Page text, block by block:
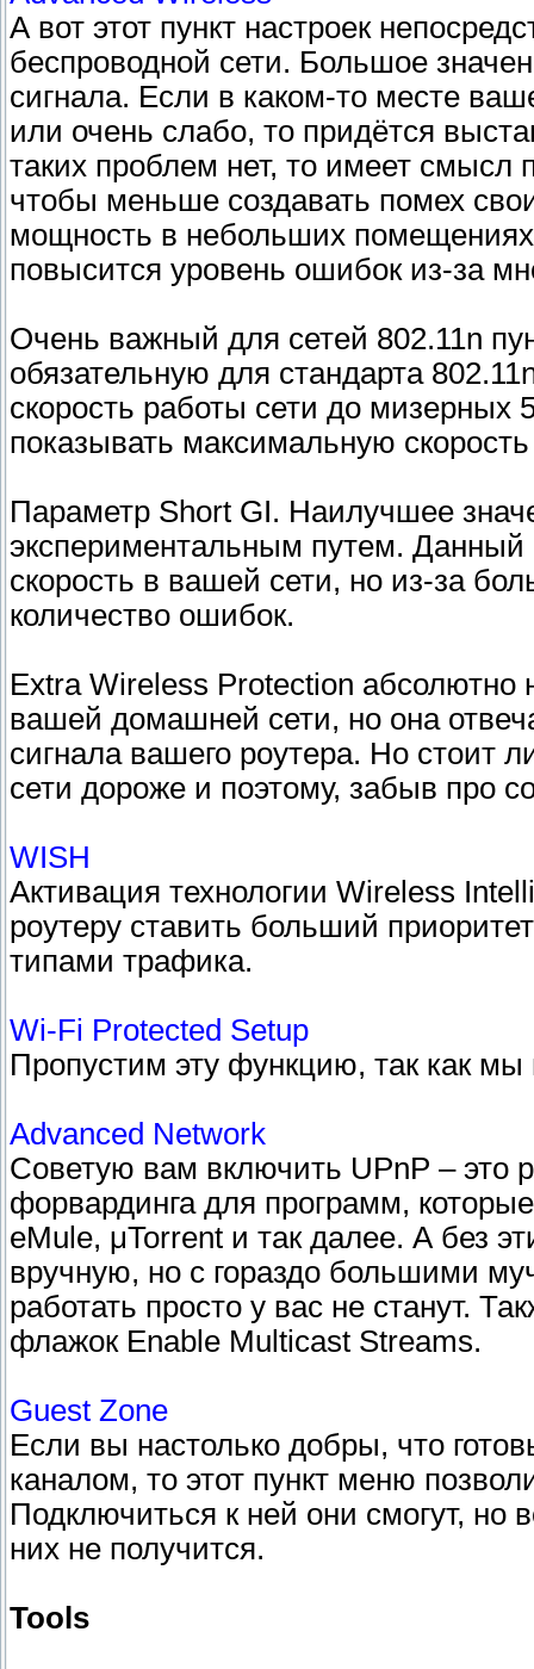
А вот этот пункт настроек
беспроводной сети. Большое
сигнала. Если в каком-то месте
или очень слабо, то придётся
таких проблем нет, то имеет смысл
чтобы меньше создавать помех
мощность в небольших помещениях
повысится уровень ошибок из-за
Очень важный для сетей 802.11n
обязательную для стандарта
скорость работы сети до
показывать максимальную
Параметр Short GI. Наилучшее
экспериментальным путем. Данный
скорость в вашей сети, но из-за
количество ошибок.
Extra Wireless Protection абсолютно
вашей домашней сети, но она
сигнала вашего роутера. Но стоит
сети дороже и поэтому, забыв про
WISH
Активация технологии Wireless
роутеру ставить больший
типами трафика.
Wi-Fi Protected Setup
Пропустим эту функцию, так как
Advanced Network
Советую вам включить UPnP – это
форвардинга для программ,
eMule, μTorrent и так далее. А без
вручную, но с гораздо большими
работать просто у вас не станут.
флажок Enable Multicast Streams.
Guest Zone
Если вы настолько добры, что
каналом, то этот пункт меню
Подключиться к ней они смогут, но
них не получится.
Tools